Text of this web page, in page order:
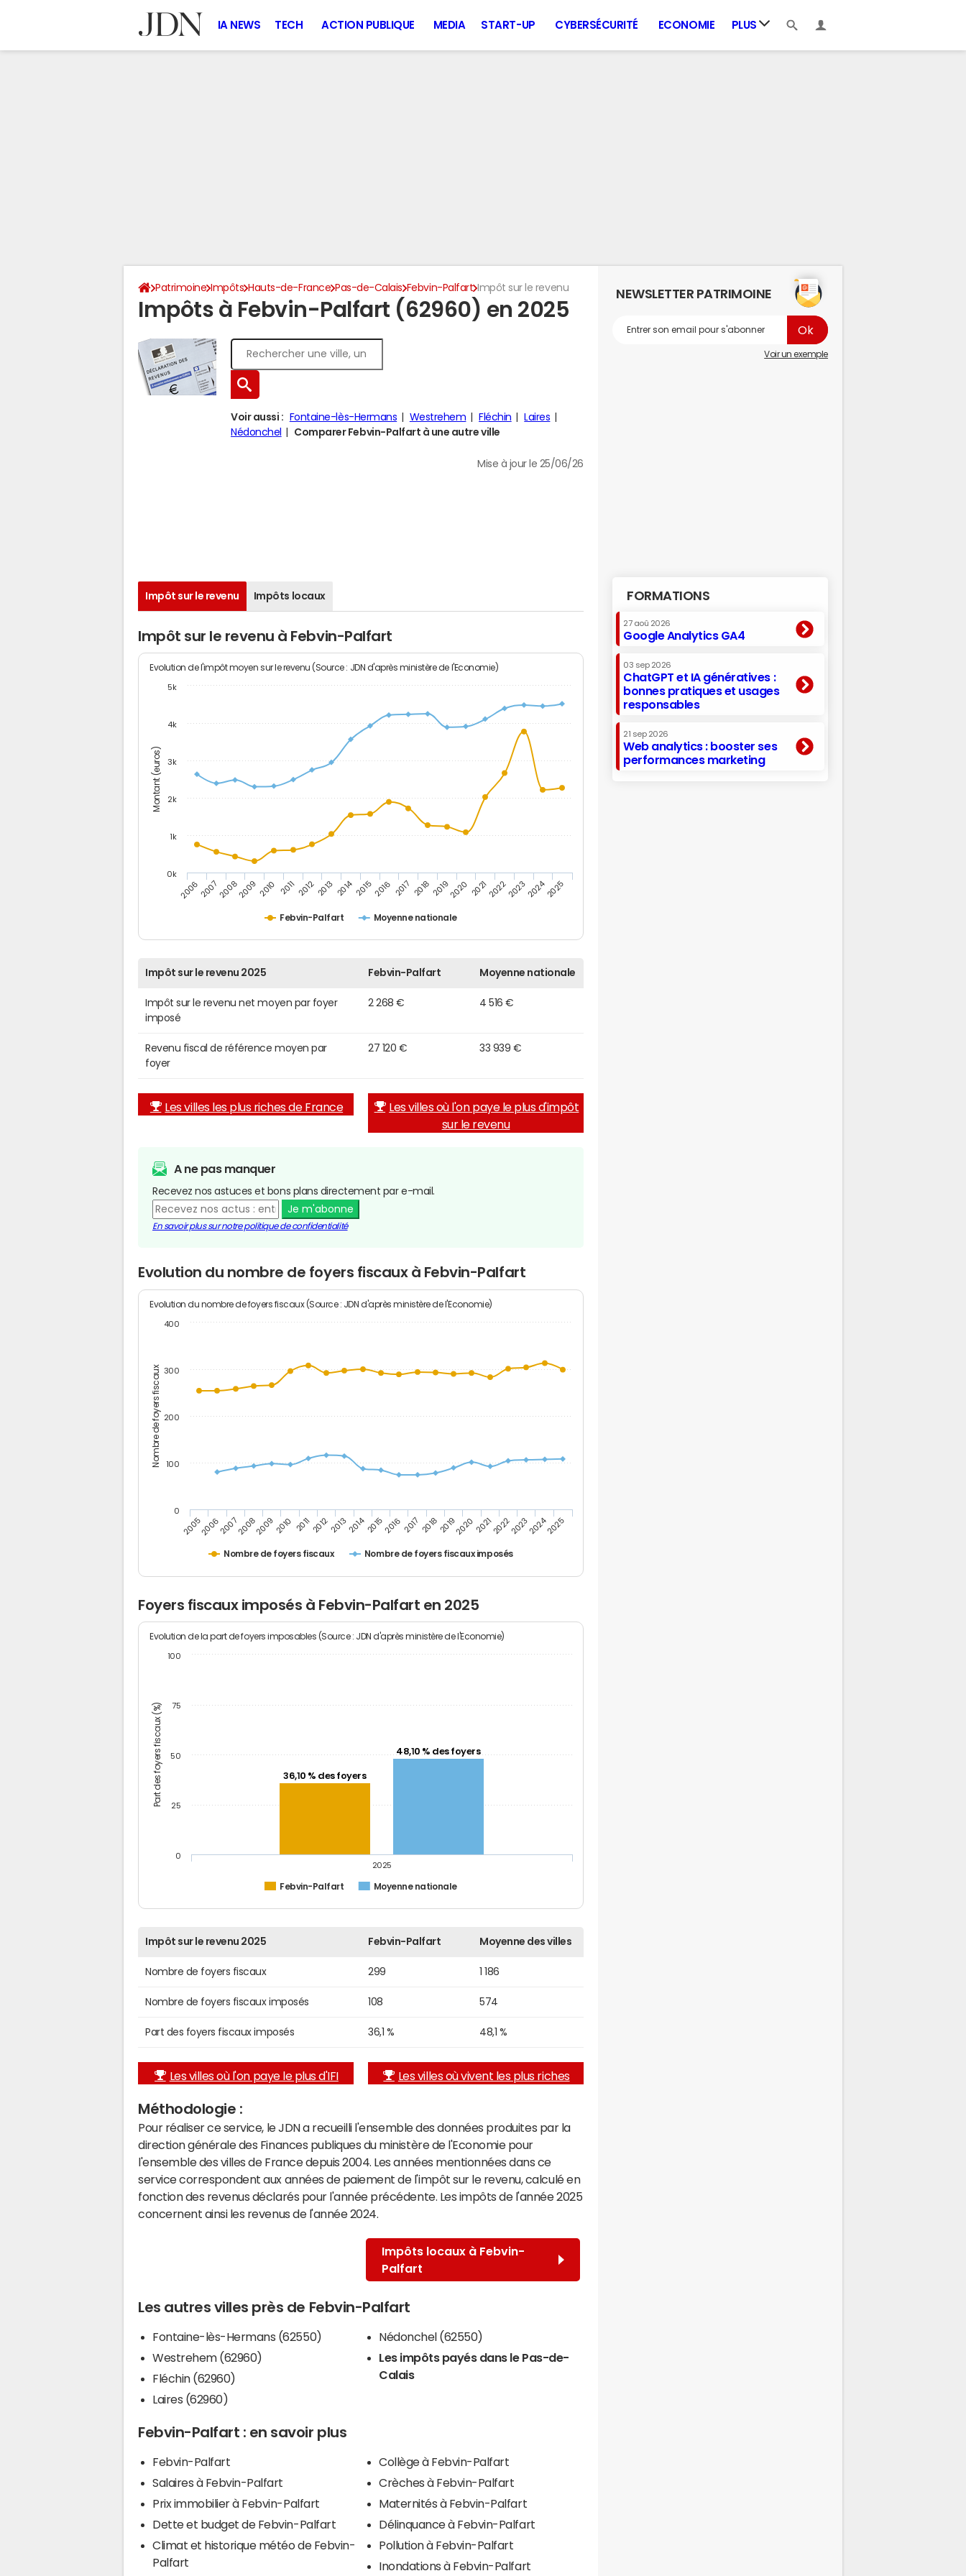
IA NEWS TECH ACTION PUBLIQUE MEDIA START-UP CYBERSÉCURITÉ ECONOMIE PLUS
Patrimoine Impôts Hauts-de-France Pas-de-Calais Febvin-Palfart Impôt sur le revenu
Impôts à Febvin-Palfart (62960) en 2025
Voir aussi : Fontaine-lès-Hermans Westrehem Fléchin
Laires
Nédonchel
Comparer Febvin-Palfart à une autre ville
Mise à jour le 25/06/26
Impôt sur le revenu Impôts locaux
Impôt sur le revenu à Febvin-Palfart
Montant (euros)
Evolution de l'impôt moyen sur le revenu (Source : JDN d'après ministère de l'Economie)
Febvin-Palfart Moyenne nationale
20062007200820092010 2011 20122013 201420152016 2017 201820192020 20212022202320242025
0k
1k
2k
3k
4k
5k
Impôt sur le revenu 2025 Febvin-Palfart Moyenne nationale
Impôt sur le revenu net moyen par foyer
imposé
2 268 € 4 516 €
Revenu fiscal de référence moyen par
foyer
27 120 € 33 939 €
Les villes les plus riches de France
Les villes où l'on paye le plus d'impôt
sur le revenu
A ne pas manquer
Recevez nos astuces et bons plans directement par e-mail.
Je m'abonne
En savoir plus sur notre politique de confidentialité
Evolution du nombre de foyers fiscaux à Febvin-Palfart
Nombre de foyers fiscaux
Evolution du nombre de foyers fiscaux (Source : JDN d'après ministère de l'Economie)
Nombre de foyers fiscaux Nombre de foyers fiscaux imposés
200520062007200820092010 201120122013201420152016 2017 20182019202020212022202320242025
0
100
200
300
400
Foyers fiscaux imposés à Febvin-Palfart en 2025
Part des foyers fiscaux (%)
Evolution de la part de foyers imposables (Source : JDN d'après ministère de l'Economie)
36,10 % des foyers
48,10 % des foyers
Febvin-Palfart Moyenne nationale
2025
0
25
50
75
100
Impôt sur le revenu 2025 Febvin-Palfart Moyenne des villes
Nombre de foyers fiscaux 299 1 186
Nombre de foyers fiscaux imposés 108 574
Part des foyers fiscaux imposés 36,1 % 48,1 %
Les villes où l'on paye le plus d'IFI Les villes où vivent les plus riches
Méthodologie :
Pour réaliser ce service, le JDN a recueilli l'ensemble des données produites par la
direction générale des Finances publiques du ministère de l'Economie pour
l'ensemble des villes de France depuis 2004. Les années mentionnées dans ce
service correspondent aux années de paiement de l'impôt sur le revenu, calculé en
fonction des revenus déclarés pour l'année précédente. Les impôts de l'année 2025
concernent ainsi les revenus de l'année 2024.
Impôts locaux à Febvin-
Palfart
Les autres villes près de Febvin-Palfart
Fontaine-lès-Hermans (62550)
Westrehem (62960)
Fléchin (62960)
Laires (62960)
Nédonchel (62550)
Les impôts payés dans le Pas-de-
Calais
Febvin-Palfart : en savoir plus
Febvin-Palfart
Salaires à Febvin-Palfart
Prix immobilier à Febvin-Palfart
Dette et budget de Febvin-Palfart
Climat et historique météo de Febvin-
Palfart
Collège à Febvin-Palfart
Crèches à Febvin-Palfart
Maternités à Febvin-Palfart
Délinquance à Febvin-Palfart
Pollution à Febvin-Palfart
Inondations à Febvin-Palfart
NEWSLETTER PATRIMOINE
Voir un exemple
FORMATIONS
27 aoû 2026
Google Analytics GA4
03 sep 2026
ChatGPT et IA génératives :
bonnes pratiques et usages
responsables
21 sep 2026
Web analytics : booster ses
performances marketing